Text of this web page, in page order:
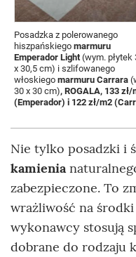
Posadzka z polerowanego
hiszpańskiego marmuru
Emperador Light(wym. płytek
x 30,5 cm) i szlifowanego
włoskiego marmuru Carrara
30 x 30 cm), ROGALA, 133 zł/
(Emperador) i 122 zł/m2
Nie tylko posadzki i
kamienia
zabezpieczone. To
wrażliwość na
wykonawcy stosują
dobrane do rodzaju